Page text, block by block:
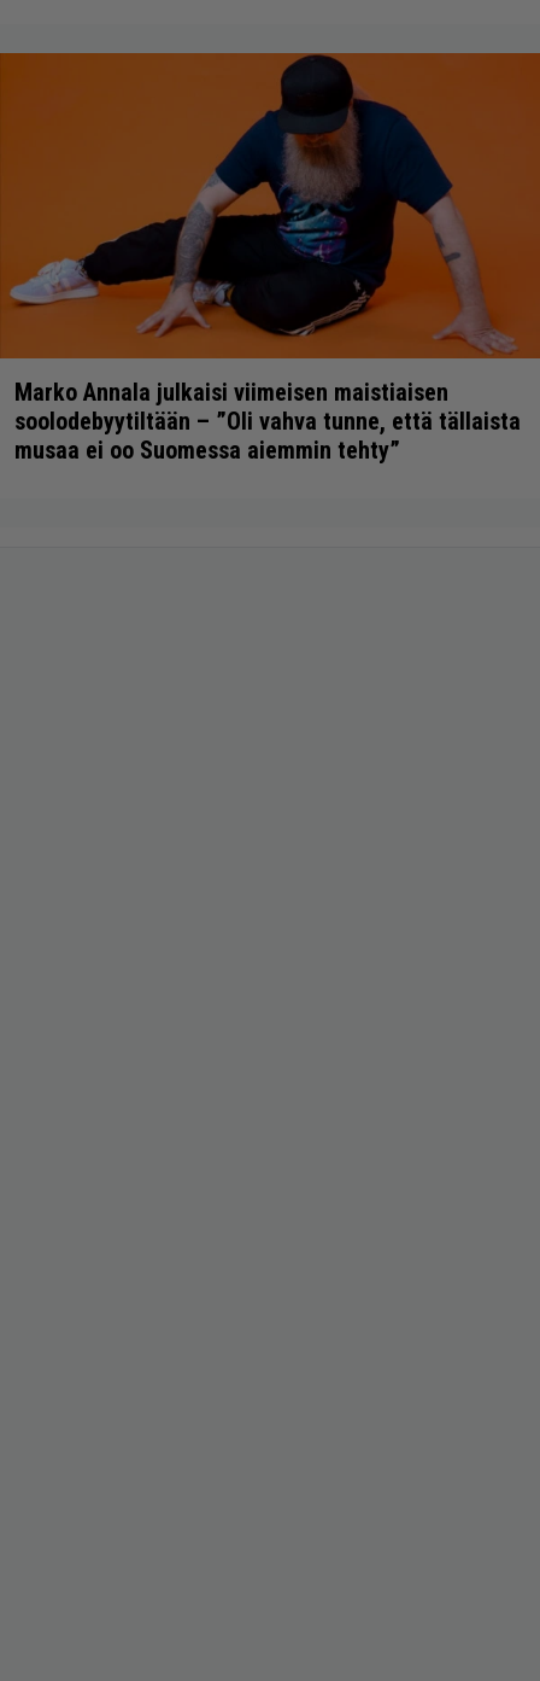
Marko Annala julkaisi viimeisen maistiaisen
soolodebyytiltään – ”Oli vahva tunne, että tällaista
musaa ei oo Suomessa aiemmin tehty”